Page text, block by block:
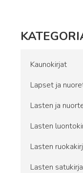
Kaunokirjat
Lapset ja
Lasten ja
Lasten
Lasten
Lasten